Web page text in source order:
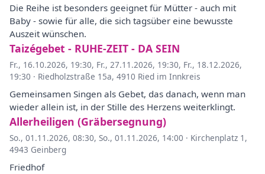
Die Reihe ist besonders geeignet für Mütter - auch mit
Baby - sowie für alle, die sich tagsüber eine bewusste
Auszeit wünschen.
Taizégebet - RUHE-ZEIT - DA SEIN
Fr., 16.10.2026, 19:30, Fr., 27.11.2026, 19:30, Fr., 18.12.2026,
19:30 · Riedholzstraße 15a, 4910 Ried im Innkreis
Gemeinsamen Singen als Gebet, das danach, wenn man
wieder allein ist, in der Stille des Herzens weiterklingt.
Allerheiligen (Gräbersegnung)
So., 01.11.2026, 08:30, So., 01.11.2026, 14:00 · Kirchenplatz 1,
4943 Geinberg
Friedhof